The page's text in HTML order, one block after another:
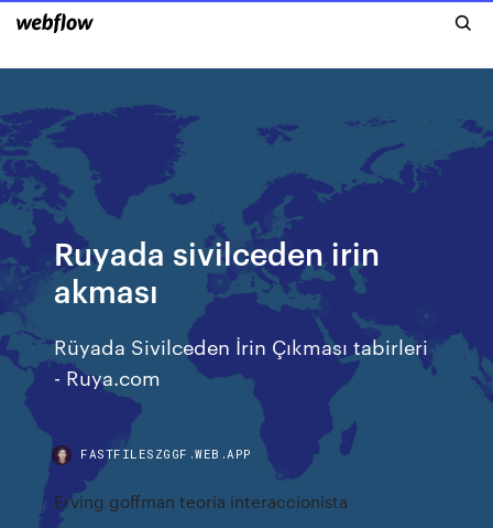
Ruyada sivilceden irin
akması
Rüyada Sivilceden İrin Çıkması tabirleri
- Ruya.com
FASTFILESZGGF.WEB.APP
Erving goffman teoria interaccionista